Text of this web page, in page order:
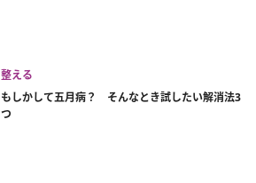
整える
もしかして五月病？ そんなとき試したい解消法3
つ